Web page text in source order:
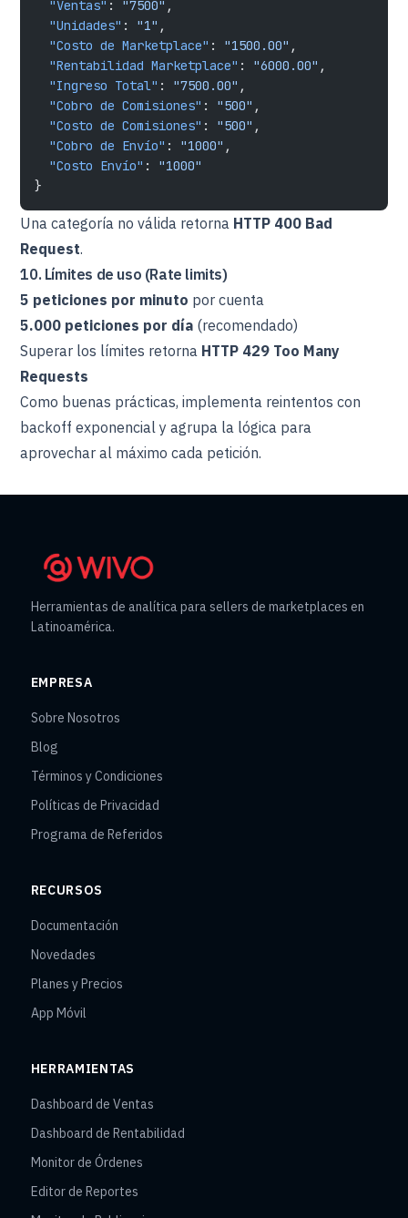
  "Ventas"
: "7500" ,
  "Unidades"
: "1" ,
  "Costo de Marketplace"
: "1500.00" ,
  "Rentabilidad Marketplace"
: "6000.00" ,
  "Ingreso Total"
: "7500.00" ,
  "Cobro de Comisiones"
: "500" ,
  "Costo de Comisiones"
: "500" ,
  "Cobro de Envío"
: "1000" ,
  "Costo Envío"
: "1000"
}
Una categoría no válida retorna HTTP 400 Bad
Request.
10. Límites de uso (Rate limits)
5 peticiones por minuto por cuenta
5.000 peticiones por día (recomendado)
Superar los límites retorna HTTP 429 Too Many
Requests
Como buenas prácticas, implementa reintentos con
backoff exponencial y agrupa la lógica para
aprovechar al máximo cada petición.
Herramientas de analítica para sellers de marketplaces en
Latinoamérica.
EMPRESA
Sobre Nosotros
Blog
Términos y Condiciones
Políticas de Privacidad
Programa de Referidos
RECURSOS
Documentación
Novedades
Planes y Precios
App Móvil
HERRAMIENTAS
Dashboard de Ventas
Dashboard de Rentabilidad
Monitor de Órdenes
Editor de Reportes